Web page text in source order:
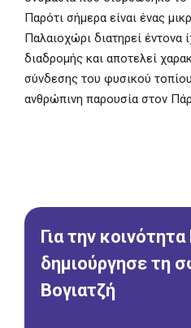
Παρότι σήμερα είναι ένας
Παλαιοχώρι διατηρεί έντονα
διαδρομής και αποτελεί
σύνδεσης του φυσικού
ανθρώπινη παρουσία στον
Για την
δημιούργησε τη
Βογιατζή